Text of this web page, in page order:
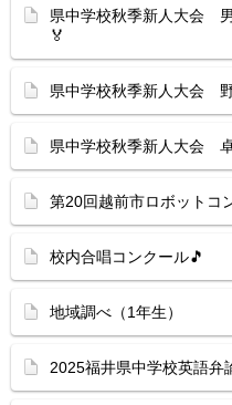
県中学校秋季新人大会
🏅
県中学校秋季新人大会
県中学校秋季新人大会
第20回越前市ロボットコ
校内合唱コンクール🎵
地域調べ（1年生）
2025福井県中学校英語弁